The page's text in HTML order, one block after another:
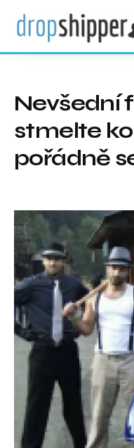
Nevšední
stmelte
pořádně